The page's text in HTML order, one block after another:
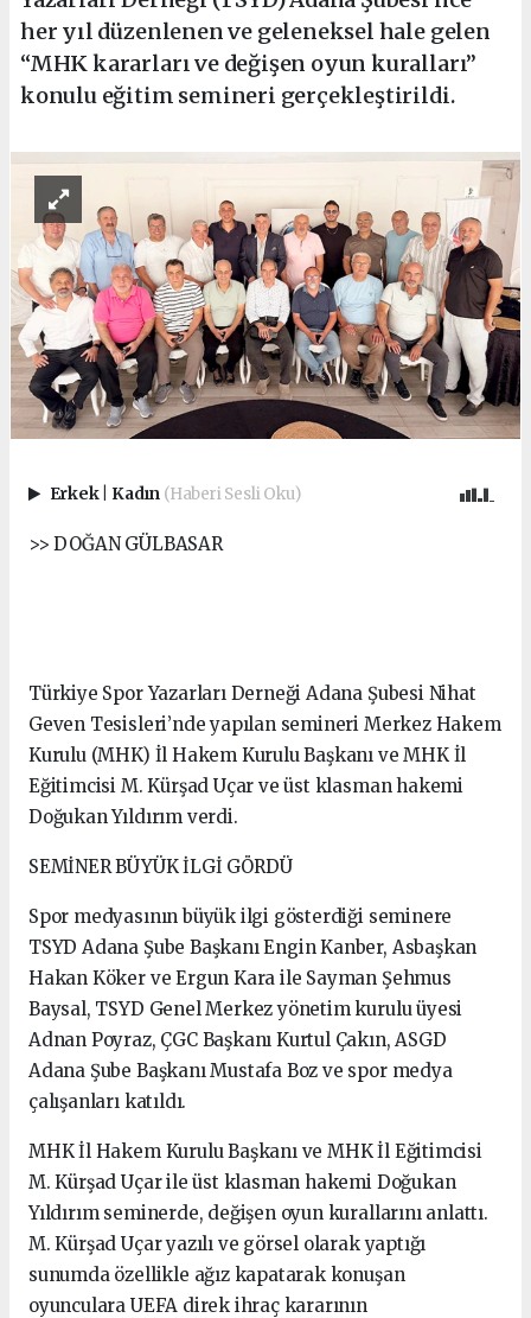
her yıl düzenlenen ve geleneksel hale gelen
“MHK kararları ve değişen oyun kuralları”
konulu eğitim semineri gerçekleştirildi.
Erkek Kadın (Haberi Sesli Oku)
>> DOĞAN GÜLBASAR
Türkiye Spor Yazarları Derneği Adana Şubesi Nihat
Geven Tesisleri’nde yapılan semineri Merkez Hakem
Kurulu (MHK) İl Hakem Kurulu Başkanı ve MHK İl
Eğitimcisi M. Kürşad Uçar ve üst klasman hakemi
Doğukan Yıldırım verdi.
SEMİNER BÜYÜK İLGİ GÖRDÜ
Spor medyasının büyük ilgi gösterdiği seminere
TSYD Adana Şube Başkanı Engin Kanber, Asbaşkan
Hakan Köker ve Ergun Kara ile Sayman Şehmus
Baysal, TSYD Genel Merkez yönetim kurulu üyesi
Adnan Poyraz, ÇGC Başkanı Kurtul Çakın, ASGD
Adana Şube Başkanı Mustafa Boz ve spor medya
çalışanları katıldı.
MHK İl Hakem Kurulu Başkanı ve MHK İl Eğitimcisi
M. Kürşad Uçar ile üst klasman hakemi Doğukan
Yıldırım seminerde, değişen oyun kurallarını anlattı.
M. Kürşad Uçar yazılı ve görsel olarak yaptığı
sunumda özellikle ağız kapatarak konuşan
oyunculara UEFA direk ihraç kararının